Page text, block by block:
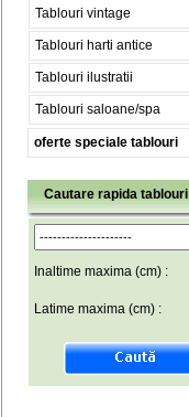
Tablouri vintage
Tablouri harti antice
Tablouri ilustratii
Tablouri saloane/spa
oferte speciale tablouri
Cautare rapida tablouri
Inaltime maxima (cm) :
Latime maxima (cm) :